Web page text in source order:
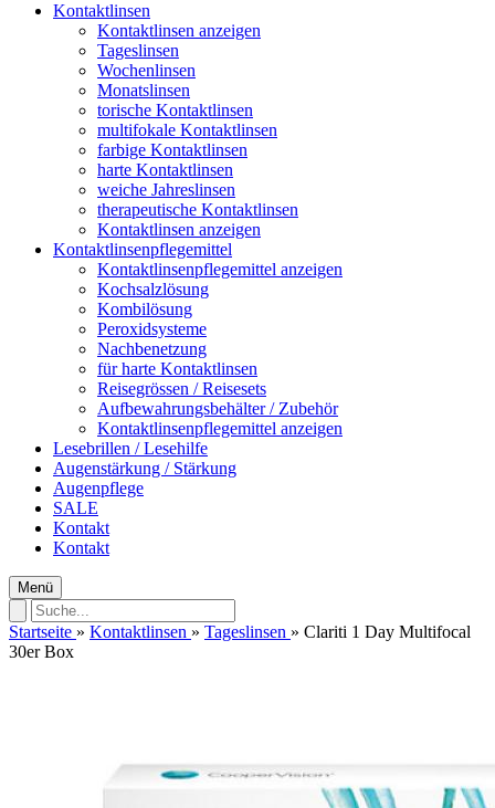
Kontaktlinsen
Kontaktlinsen anzeigen
Tageslinsen
Wochenlinsen
Monatslinsen
torische Kontaktlinsen
multifokale Kontaktlinsen
farbige Kontaktlinsen
harte Kontaktlinsen
weiche Jahreslinsen
therapeutische Kontaktlinsen
Kontaktlinsen anzeigen
Kontaktlinsenpflegemittel
Kontaktlinsenpflegemittel anzeigen
Kochsalzlösung
Kombilösung
Peroxidsysteme
Nachbenetzung
für harte Kontaktlinsen
Reisegrössen / Reisesets
Aufbewahrungsbehälter / Zubehör
Kontaktlinsenpflegemittel anzeigen
Lesebrillen / Lesehilfe
Augenstärkung / Stärkung
Augenpflege
SALE
Kontakt
Kontakt
Menü
Startseite » Kontaktlinsen » Tageslinsen » Clariti 1 Day Multifocal
30er Box